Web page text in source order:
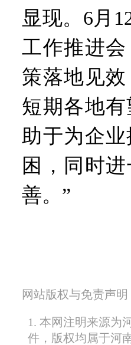
显现。6月
工作推进
策落地见
短期各地
助于为企
困，同时
善。”
网站版权与免责声明
1. 本网注明来源为
件，版权均属于河